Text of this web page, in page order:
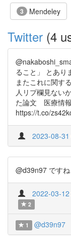
3 Mendeley
Twitter (4
ること」 とあり
またこれに関す
人リプ欄見ない
た論文 医療情報
https://t.co/
2023-08-
@d39n97 です
2022-03-
2
1 @d39n97